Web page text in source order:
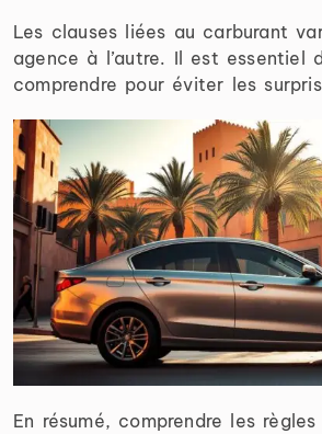
Les clauses liées au carburant
agence à l’autre. Il est essentiel
comprendre pour éviter les
En résumé, comprendre les